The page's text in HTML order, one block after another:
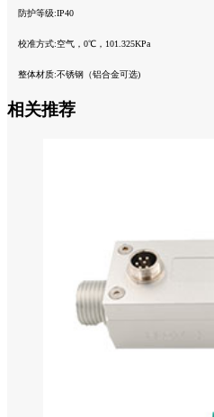
防护等级:IP40
校准方式:空气，0℃，101.325KPa
整体材质:不锈钢（铝合金可选)
相关推荐